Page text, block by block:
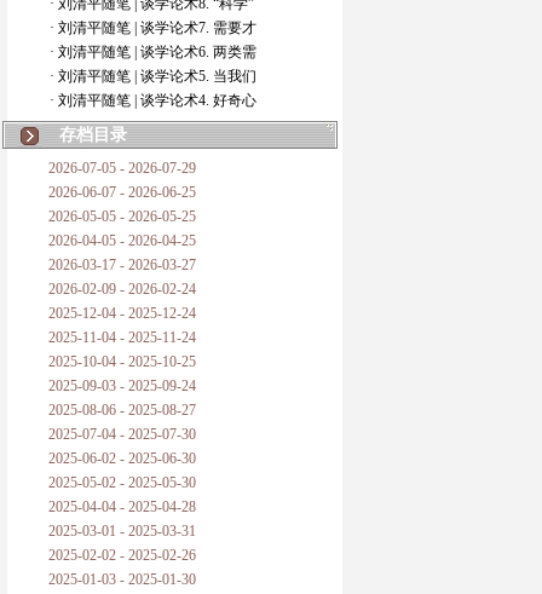
· 刘清平随笔 | 谈学论术8. “科学”
· 刘清平随笔 | 谈学论术7. 需要才
· 刘清平随笔 | 谈学论术6. 两类需
· 刘清平随笔 | 谈学论术5. 当我们
· 刘清平随笔 | 谈学论术4. 好奇心
存档目录
2026-07-05 - 2026-07-29
2026-06-07 - 2026-06-25
2026-05-05 - 2026-05-25
2026-04-05 - 2026-04-25
2026-03-17 - 2026-03-27
2026-02-09 - 2026-02-24
2025-12-04 - 2025-12-24
2025-11-04 - 2025-11-24
2025-10-04 - 2025-10-25
2025-09-03 - 2025-09-24
2025-08-06 - 2025-08-27
2025-07-04 - 2025-07-30
2025-06-02 - 2025-06-30
2025-05-02 - 2025-05-30
2025-04-04 - 2025-04-28
2025-03-01 - 2025-03-31
2025-02-02 - 2025-02-26
2025-01-03 - 2025-01-30